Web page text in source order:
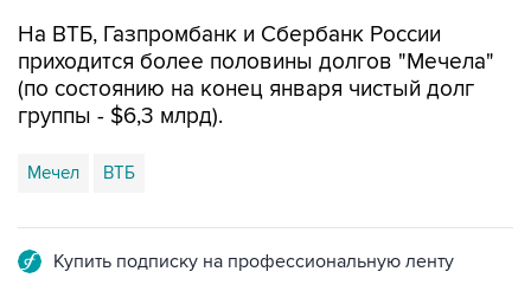
На ВТБ, Газпромбанк и Сбербанк России
приходится более половины долгов "Мечела"
(по состоянию на конец января чистый долг
группы - $6,3 млрд).
Мечел ВТБ
Купить подписку на профессиональную ленту